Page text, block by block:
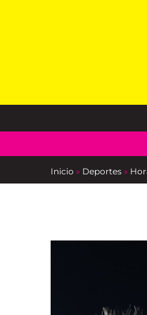
Inicio » Deportes »